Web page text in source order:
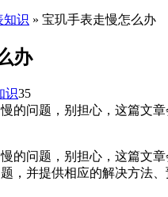
知识 » 宝玑手表走慢怎么办
办
识35
的问题，别担心，这篇文
的问题，别担心，这篇文
，并提供相应的解决方法